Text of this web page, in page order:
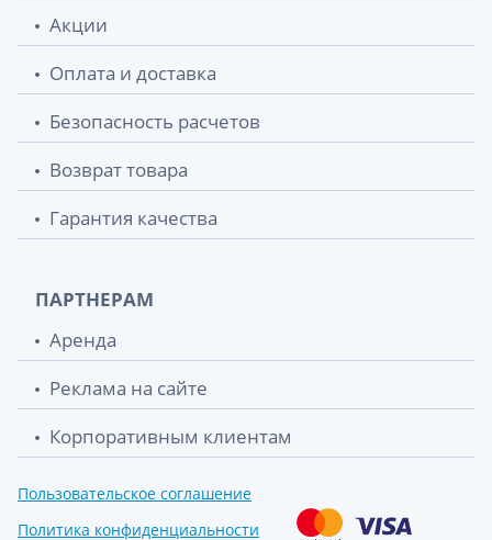
Акции
Оплата и доставка
Безопасность расчетов
Возврат товара
Гарантия качества
ПАРТНЕРАМ
Аренда
Реклама на сайте
Корпоративным клиентам
Пользовательское соглашение
Политика конфиденциальности